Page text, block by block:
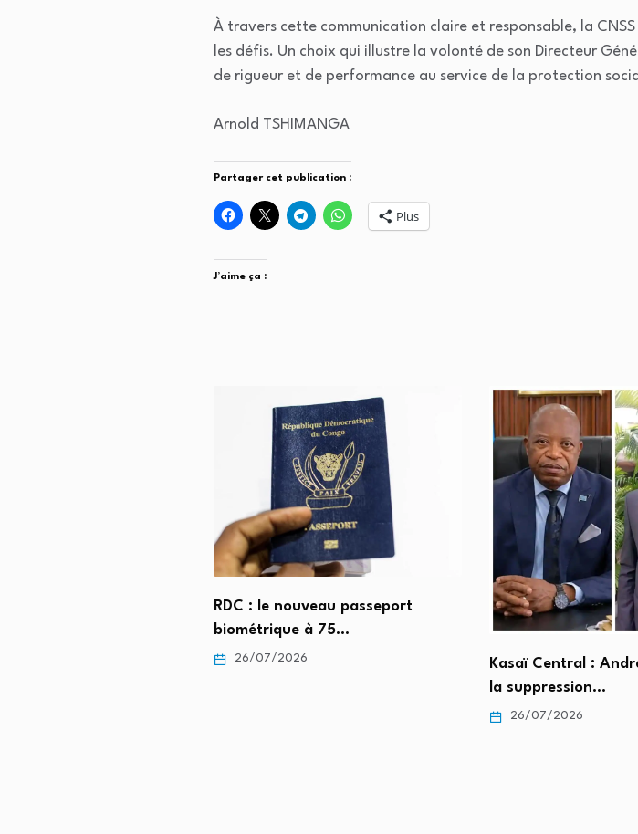
À travers cette communication claire et responsable, la
les défis. Un choix qui illustre la volonté de son Directeur
de rigueur et de performance au service de la protection
Arnold TSHIMANGA
Partager cet publication :
Plus
J’aime ça :
RDC : le nouveau passeport
biométrique à 75…
26/07/2026
Kasaï Central :
la suppression…
26/07/2026